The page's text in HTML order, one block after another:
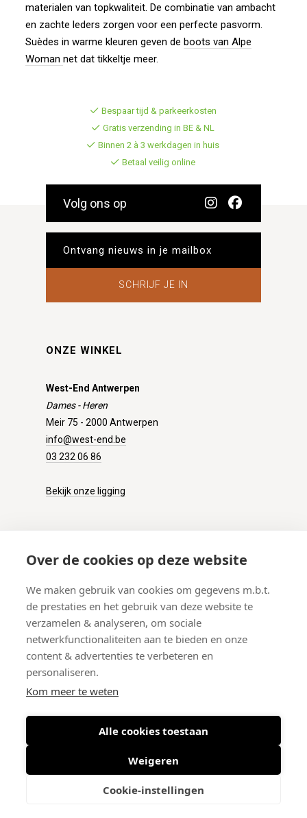
Over de cookies op deze website
We maken gebruik van cookies om gegevens m.b.t.
de prestaties en het gebruik van deze website te
verzamelen & analyseren, om sociale
netwerkfunctionaliteiten aan te bieden en onze
content & advertenties te verbeteren en
personaliseren.
Kom meer te weten
Alle cookies toestaan
Weigeren
Cookie-instellingen
materialen van topkwaliteit. De combinatie van ambacht
en zachte leders zorgen voor een perfecte pasvorm.
Suèdes in warme kleuren geven de boots van Alpe
Woman net dat tikkeltje meer.
Bespaar tijd & parkeerkosten
Gratis verzending in BE & NL
Binnen 2 à 3 werkdagen in huis
Betaal veilig online
Volg ons op
SCHRIJF JE IN
ONZE WINKEL
West-End Antwerpen
Dames - Heren
Meir 75 - 2000 Antwerpen
info@west-end.be
03 232 06 86
Bekijk onze ligging
Verzenden
Retourneren
Betalen
Veelgestelde vragen
© 2026 West-End BV-Meir 75, 2000 Antwerpen (België)
Algemene voorwaarden
ODR informatieplatform voor e-commerce binnen EU